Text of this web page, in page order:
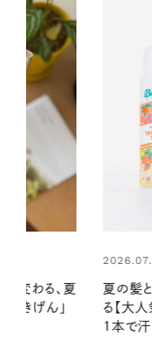
レッシュす
プー】 この
真夏に
やりジ
地よく